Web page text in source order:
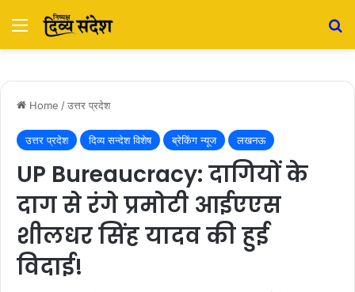
Menu
Home /उत्तर प्रदेश
उत्तर प्रदेश दिव्य सन्देश विशेष ब्रेकिंग न्यूज लखनऊ
UP Bureaucracy: दागियों के
दाग से रंगे प्रमोटी आईएएस
शीलधर सिंह यादव की हुई
विदाई!